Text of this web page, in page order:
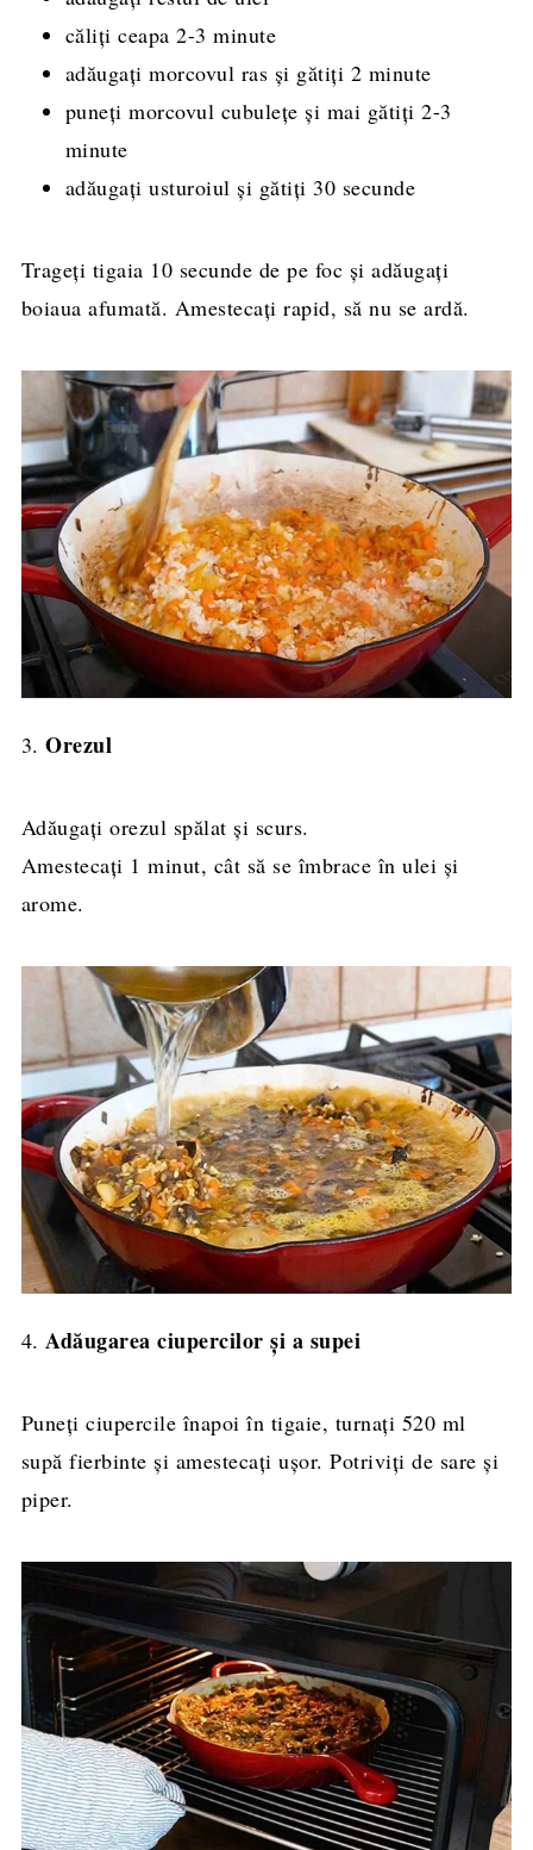
căliți ceapa 2-3 minute
adăugați morcovul ras și gătiți 2 minute
puneți morcovul cubulețe și mai gătiți 2-3
minute
adăugați usturoiul și gătiți 30 secunde
Trageți tigaia 10 secunde de pe foc și adăugați
boiaua afumată. Amestecați rapid, să nu se ardă.
3.Orezul
Adăugați orezul spălat și scurs.
Amestecați 1 minut, cât să se îmbrace în ulei și
arome.
4.Adăugarea ciupercilor și a supei
Puneți ciupercile înapoi în tigaie, turnați 520 ml
supă fierbinte și amestecați ușor. Potriviți de sare și
piper.